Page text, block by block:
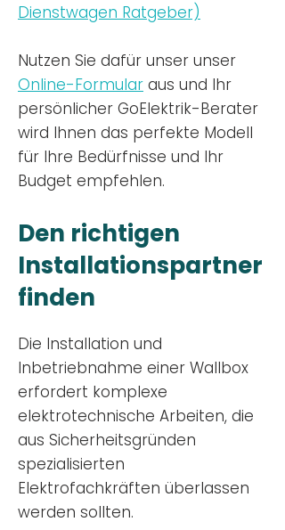
Dienstwagen Ratgeber)
Nutzen Sie dafür unser unser
Online-Formular aus und Ihr
persönlicher GoElektrik-Berater
wird Ihnen das perfekte Modell
für Ihre Bedürfnisse und Ihr
Budget empfehlen.
Den richtigen
Installationspartner
finden
Die Installation und
Inbetriebnahme einer Wallbox
erfordert komplexe
elektrotechnische Arbeiten, die
aus Sicherheitsgründen
spezialisierten
Elektrofachkräften überlassen
werden sollten.